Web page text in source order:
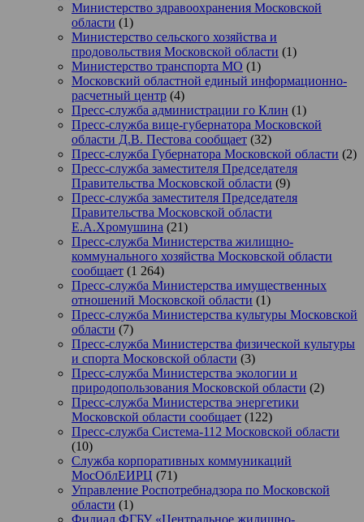
Министерство здравоохранения Московской
области (1)
Министерство сельского хозяйства и
продовольствия Московской области (1)
Министерство транспорта МО (1)
Московский областной единый информационно-
расчетный центр (4)
Пресс-служба администрации го Клин (1)
Пресс-служба вице-губернатора Московской
области Д.В. Пестова сообщает (32)
Пресс-служба Губернатора Московской области (2)
Пресс-служба заместителя Председателя
Правительства Московской области (9)
Пресс-служба заместителя Председателя
Правительства Московской области
Е.А.Хромушина (21)
Пресс-служба Министерства жилищно-
коммунального хозяйства Московской области
сообщает (1 264)
Пресс-служба Министерства имущественных
отношений Московской области (1)
Пресс-служба Министерства культуры Московской
области (7)
Пресс-служба Министерства физической культуры
и спорта Московской области (3)
Пресс-служба Министерства экологии и
природопользования Московской области (2)
Пресс-служба Министерства энергетики
Московской области сообщает (122)
Пресс-служба Система-112 Московской области
(10)
Служба корпоративных коммуникаций
МосОблЕИРЦ (71)
Управление Роспотребнадзора по Московской
области (1)
Филиал ФГБУ «Центральное жилищно-